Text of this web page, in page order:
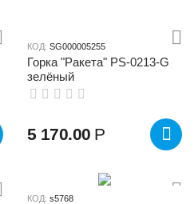
КОД: SG000005255
Горка "Ракета" PS-0213-G
зелёный
5 170.00 Р
КОД: s5768